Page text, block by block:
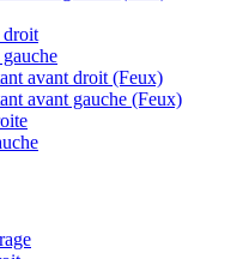
droit
avant droit (Feux)
avant gauche (Feux)